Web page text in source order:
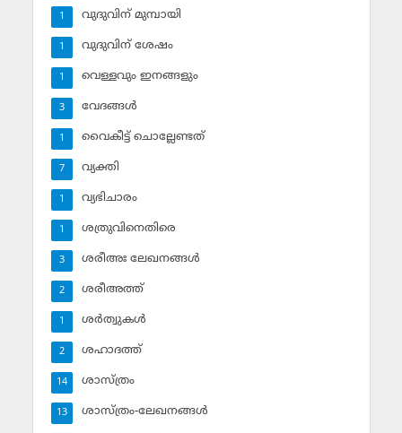
വുദുവിന് മുമ്പായി
1
വുദുവിന് ശേഷം
1
വെള്ളവും ഇനങ്ങളും
1
വേദങ്ങള്‍
3
വൈകീട്ട് ചൊല്ലേണ്ടത്
1
വ്യക്തി
7
വ്യഭിചാരം
1
ശത്രുവിനെതിരെ
1
ശരീഅഃ ലേഖനങ്ങള്‍
3
ശരീഅത്ത്
2
ശര്‍ത്വുകള്‍
1
ശഹാദത്ത്
2
ശാസ്ത്രം
14
ശാസ്ത്രം-ലേഖനങ്ങള്‍
13